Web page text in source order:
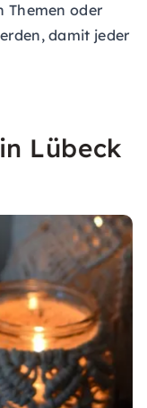
Themen oder
damit jeder
Lübeck